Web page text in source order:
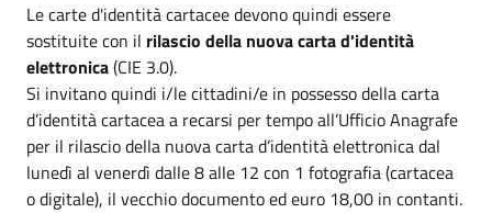
Le carte d'identità cartacee devono quindi essere
sostituite con il rilascio della nuova carta d'identità
elettronica(CIE 3.0).
Si invitano quindi i/le cittadini/e in possesso della carta
d’identità cartacea a recarsi per tempo all’Ufficio Anagrafe
per il rilascio della nuova carta d’identità elettronica dal
lunedì al venerdì dalle 8 alle 12 con 1 fotografia (cartacea
o digitale), il vecchio documento ed euro 18,00 in contanti.